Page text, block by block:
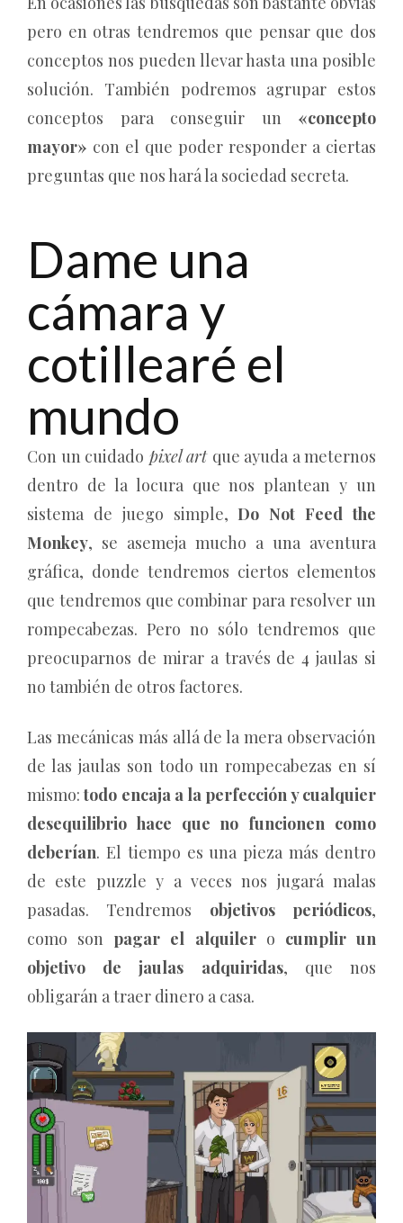
pero en otras tendremos que pensar que dos
conceptos nos pueden llevar hasta una posible
solución. También podremos agrupar estos
conceptos para conseguir un «concepto
mayor» con el que poder responder a ciertas
preguntas que nos hará la sociedad secreta.
Dame una
cámara y
cotillearé el
mundo
Con un cuidado pixel art que ayuda a meternos
dentro de la locura que nos plantean y un
sistema de juego simple,Do Not Feed the
Monkey, se asemeja mucho a una aventura
gráfica, donde tendremos ciertos elementos
que tendremos que combinar para resolver un
rompecabezas. Pero no sólo tendremos que
preocuparnos de mirar a través de 4 jaulas si
no también de otros factores.
Las mecánicas más allá de la mera observación
de las jaulas son todo un rompecabezas en sí
mismo:todo encaja a la perfección y cualquier
desequilibrio hace que no funcionen como
deberían. El tiempo es una pieza más dentro
de este puzzle y a veces nos jugará malas
pasadas. Tendremos objetivos periódicos,
como son pagar el alquilero cumplir un
objetivo de jaulas adquiridas, que nos
obligarán a traer dinero a casa.